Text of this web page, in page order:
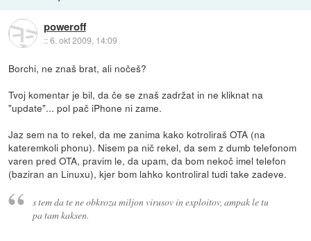
poweroff
::6. okt 2009, 14:09
Borchi, ne znaš brat, ali nočeš?
Tvoj komentar je bil, da če se znaš zadržat in ne kliknat na
"update"... pol pač iPhone ni zame.
Jaz sem na to rekel, da me zanima kako kotroliraš OTA (na
kateremkoli phonu). Nisem pa nič rekel, da sem z dumb telefonom
varen pred OTA, pravim le, da upam, da bom nekoč imel telefon
(baziran an Linuxu), kjer bom lahko kontroliral tudi take zadeve.
s tem da te ne obkroza miljon virusov in exploitov, ampak le tu
pa tam kaksen.